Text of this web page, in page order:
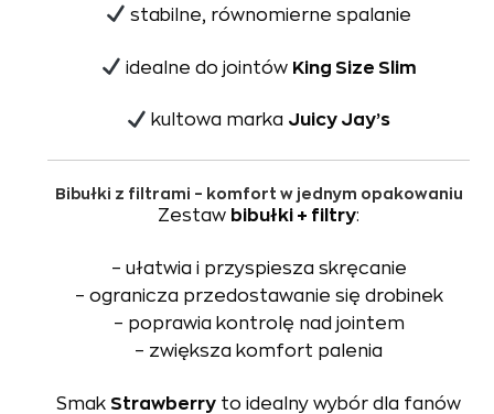
stabilne, równomierne spalanie
idealne do jointów King Size Slim
kultowa marka Juicy Jay’s
Bibułki z filtrami – komfort w jednym opakowaniu
Zestaw bibułki + filtry:
– ułatwia i przyspiesza skręcanie
– ogranicza przedostawanie się drobinek
– poprawia kontrolę nad jointem
– zwiększa komfort palenia
Smak Strawberry to idealny wybór dla fanów